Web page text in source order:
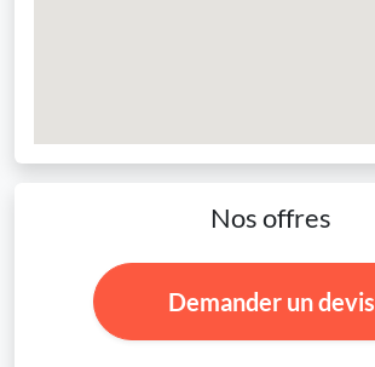
Nos offres
Demander un devis